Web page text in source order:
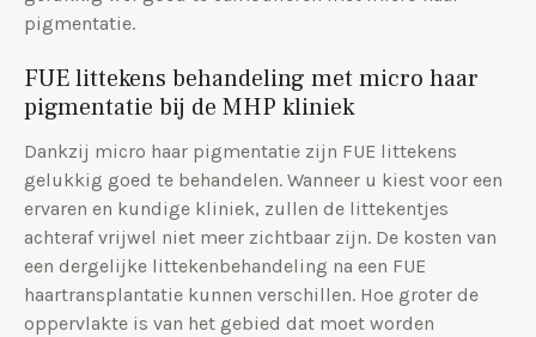
pigmentatie.
FUE littekens behandeling met micro haar
pigmentatie bij de MHP kliniek
Dankzij micro haar pigmentatie zijn FUE littekens
gelukkig goed te behandelen. Wanneer u kiest voor een
ervaren en kundige kliniek, zullen de littekentjes
achteraf vrijwel niet meer zichtbaar zijn. De kosten van
een dergelijke littekenbehandeling na een FUE
haartransplantatie kunnen verschillen. Hoe groter de
oppervlakte is van het gebied dat moet worden